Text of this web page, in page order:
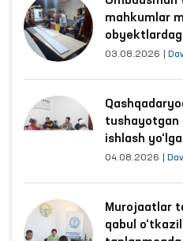
mahkumlar
03.08.2026
tushayotgan
ishlash
04.08.2026
Murojaatlar
qabul